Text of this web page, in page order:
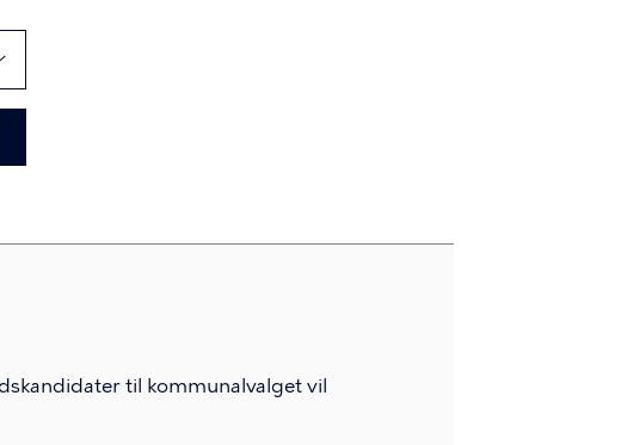
til kommunalvalget vil